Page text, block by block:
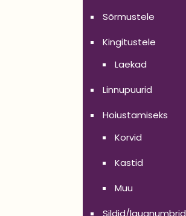
Sõrmustele
Kingitustele
Laekad
Linnupuurid
Hoiustamiseks
Korvid
Kastid
Muu
Sildid/lauanumbrid